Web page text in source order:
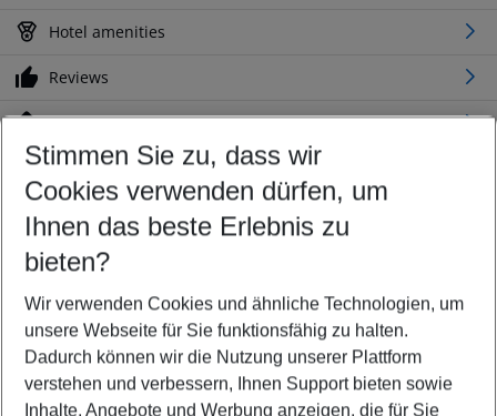
Hotel amenities
Reviews
Location
Customize your offer
Find the perfect deal which suits your best
Your departure airport
Any airport
Select your date range
10/08/26–08/08/27 5-8 nights
Who will travel
2 adults No children
Stimmen Sie zu, dass wir
Cookies verwenden dürfen, um
Ihnen das beste Erlebnis zu
bieten?
Wir verwenden Cookies und ähnliche Technologien, um
unsere Webseite für Sie funktionsfähig zu halten.
Dadurch können wir die Nutzung unserer Plattform
verstehen und verbessern, Ihnen Support bieten sowie
Inhalte, Angebote und Werbung anzeigen, die für Sie